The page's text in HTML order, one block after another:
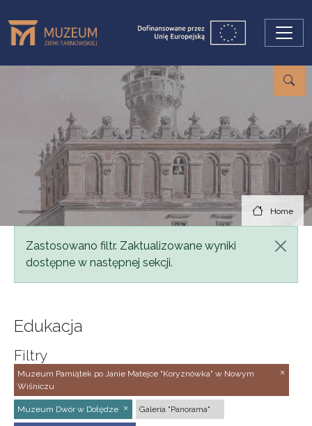
Home
Status message
Zastosowano filtr. Zaktualizowane wyniki
dostępne w następnej sekcji.
Edukacja
Filtry
Muzeum Pamiątek po Janie Matejce "Koryznówka" w Nowym
Wiśniczu
Muzeum Dwór w Dołędze Galeria "Panorama"